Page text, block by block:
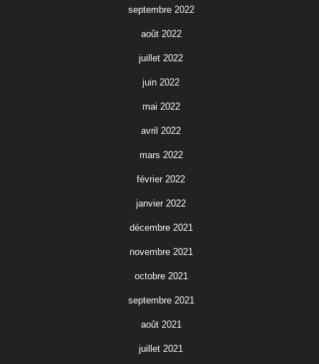
septembre 2022
août 2022
juillet 2022
juin 2022
mai 2022
avril 2022
mars 2022
février 2022
janvier 2022
décembre 2021
novembre 2021
octobre 2021
septembre 2021
août 2021
juillet 2021